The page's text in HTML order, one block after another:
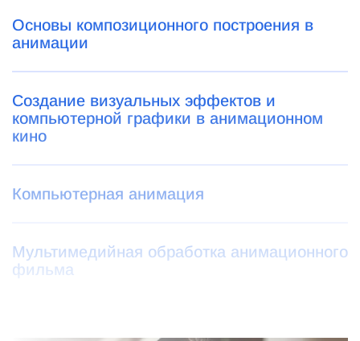
Основы композиционного построения в
анимации
Создание визуальных эффектов и
компьютерной графики в анимационном
кино
Компьютерная анимация
Мультимедийная обработка анимационного
фильма